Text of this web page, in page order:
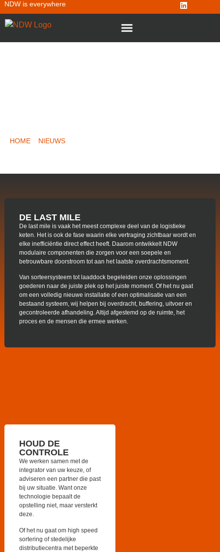
NDW is everywhere
HOME NIEUWS
DE LAST MILE
De last mile is vaak het meest complexe deel van de logistieke
keten. Het is ook de fase waarin elke vertraging zichtbaar wordt en
elke inefficiëntie direct effect heeft. Daarom ontwikkelt NDW
modulaire componenten die zorgen voor een soepele en
betrouwbare doorstroom tot aan het laatste overdrachtsmoment.
Van sorteersysteem tot laaddock begeleiden onze oplossingen
goederen naar de juiste plek op het juiste moment. Of het nu gaat
om een volledig nieuwe installatie of een optimalisatie van een
bestaand systeem, wij helpen bij overdracht, buffering, uitvoer en
gecontroleerde afhandeling. Altijd afgestemd op de ruimte, het
proces en de mensen die ermee werken.
HOUD DE
CONTROLE
We werken samen met de
integrator van uw keuze, of
adviseren een partner die past
bij uw situatie. Want onze
technologie bepaalt de
opstelling niet, maar versterkt
deze.
Of het nu gaat om high speed
sortering of stedelijke
distributiecentra met beperkte